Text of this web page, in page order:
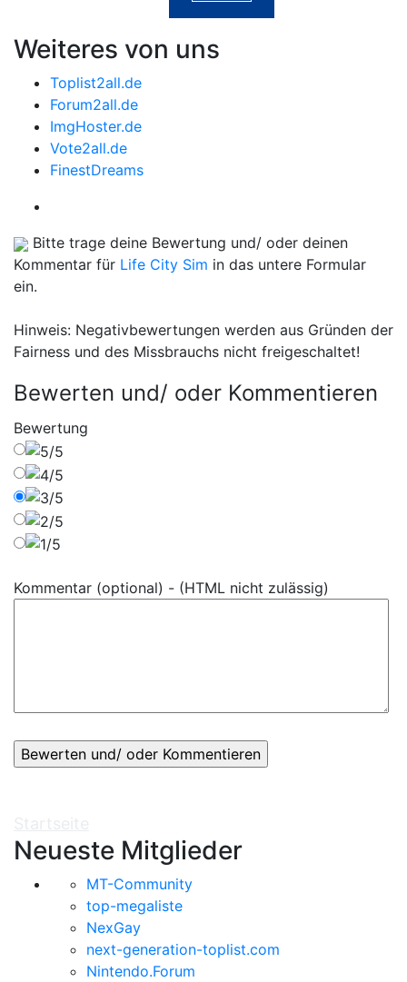
Weiteres von uns
Toplist2all.de
Forum2all.de
ImgHoster.de
Vote2all.de
FinestDreams
Bitte trage deine Bewertung und/ oder deinen
Kommentar für Life City Sim in das untere Formular
ein.
Hinweis: Negativbewertungen werden aus Gründen der
Fairness und des Missbrauchs nicht freigeschaltet!
Bewerten und/ oder Kommentieren
Bewertung
Kommentar (optional) - (HTML nicht zulässig)
Neueste Mitglieder
MT-Community
top-megaliste
NexGay
next-generation-toplist.com
Nintendo.Forum